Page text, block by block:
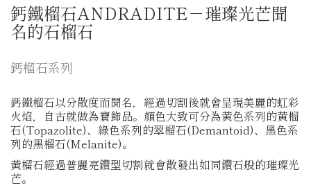
鈣鐵榴石ANDRADITE－璀璨光芒聞
名的石榴石
鈣榴石系列
鈣鐵榴石以分散度而聞名，經過切割後就會呈現美麗的虹彩
火焰，自古就做為寶飾品。顏色大致可分為黃色系列的黃榴
石(Topazolite)、綠色系列的翠榴石(Demantoid)、黑色系
列的黑榴石(Melanite)。
黃榴石經過普麗亮鑽型切割就會散發出如同鑽石般的璀璨光
芒。